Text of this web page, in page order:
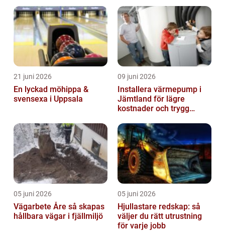
21 juni 2026
En lyckad möhippa &
svensexa i Uppsala
09 juni 2026
Installera värmepump i
Jämtland för lägre
kostnader och trygg
05 juni 2026
Vägarbete Åre så skapas
hållbara vägar i fjällmiljö
05 juni 2026
Hjullastare redskap: så
väljer du rätt utrustning
för varje jobb